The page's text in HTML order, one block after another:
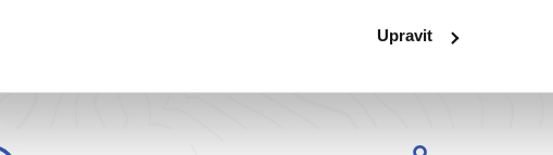
Upravit
Naše péče nezná